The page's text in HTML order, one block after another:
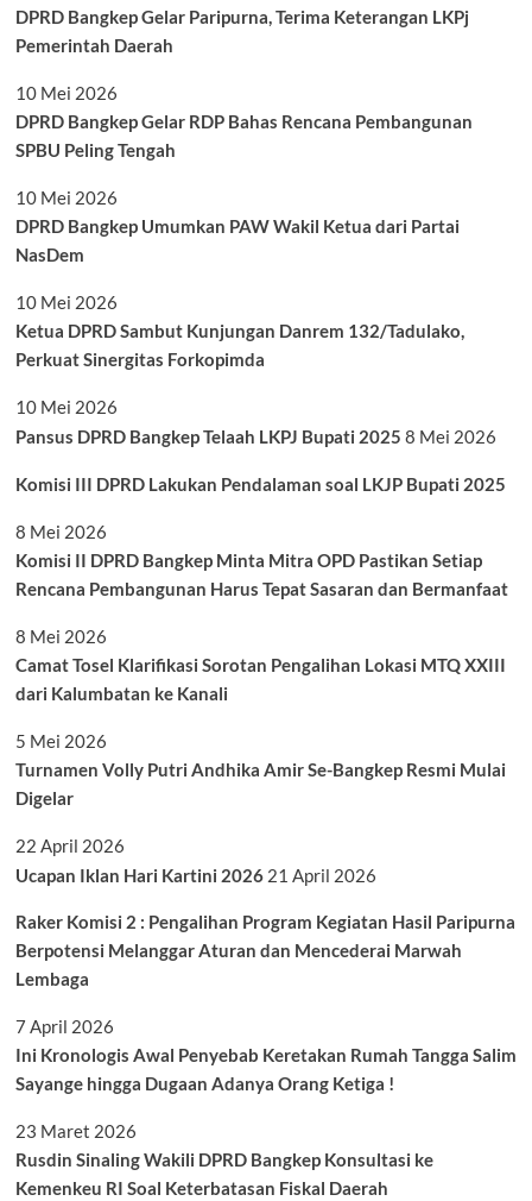
DPRD Bangkep Gelar Paripurna, Terima Keterangan LKPj
Pemerintah Daerah
10 Mei 2026
DPRD Bangkep Gelar RDP Bahas Rencana Pembangunan
SPBU Peling Tengah
10 Mei 2026
DPRD Bangkep Umumkan PAW Wakil Ketua dari Partai
NasDem
10 Mei 2026
Ketua DPRD Sambut Kunjungan Danrem 132/Tadulako,
Perkuat Sinergitas Forkopimda
10 Mei 2026
Pansus DPRD Bangkep Telaah LKPJ Bupati 2025 8 Mei 2026
Komisi III DPRD Lakukan Pendalaman soal LKJP Bupati 2025
8 Mei 2026
Komisi II DPRD Bangkep Minta Mitra OPD Pastikan Setiap
Rencana Pembangunan Harus Tepat Sasaran dan Bermanfaat
8 Mei 2026
Camat Tosel Klarifikasi Sorotan Pengalihan Lokasi MTQ XXIII
dari Kalumbatan ke Kanali
5 Mei 2026
Turnamen Volly Putri Andhika Amir Se-Bangkep Resmi Mulai
Digelar
22 April 2026
Ucapan Iklan Hari Kartini 2026 21 April 2026
Raker Komisi 2 : Pengalihan Program Kegiatan Hasil Paripurna
Berpotensi Melanggar Aturan dan Mencederai Marwah
Lembaga
7 April 2026
Ini Kronologis Awal Penyebab Keretakan Rumah Tangga Salim
Sayange hingga Dugaan Adanya Orang Ketiga !
23 Maret 2026
Rusdin Sinaling Wakili DPRD Bangkep Konsultasi ke
Kemenkeu RI Soal Keterbatasan Fiskal Daerah